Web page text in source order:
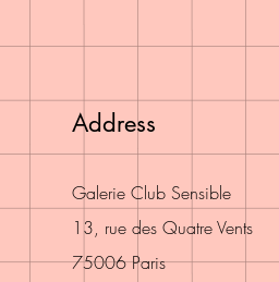
Address
Galerie Club Sensible
13, rue des Quatre Vents
75006 Paris